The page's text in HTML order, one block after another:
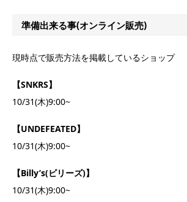
準備出来る事(オンライン販売)
現時点で販売方法を掲載しているショップ
【SNKRS】
10/31(木)9:00~
【UNDEFEATED】
10/31(木)9:00~
【Billy’s(ビリーズ)】
10/31(木)9:00~